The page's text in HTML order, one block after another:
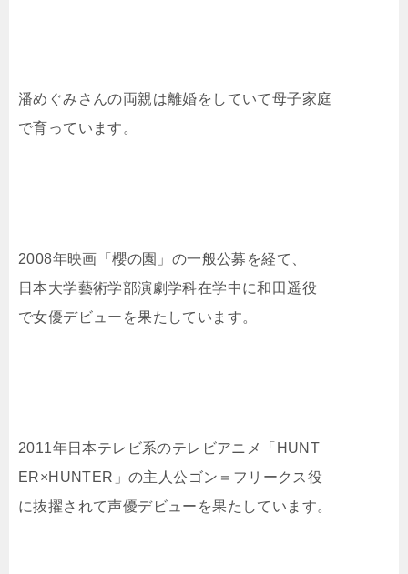
潘めぐみさんの両親は離婚をしていて母子家庭
で育っています。
2008年映画「櫻の園」の一般公募を経て、
日本大学藝術学部演劇学科在学中に和田遥役
で女優デビューを果たしています。
2011年日本テレビ系のテレビアニメ「HUNT
ER×HUNTER」の主人公ゴン＝フリークス役
に抜擢されて声優デビューを果たしています。